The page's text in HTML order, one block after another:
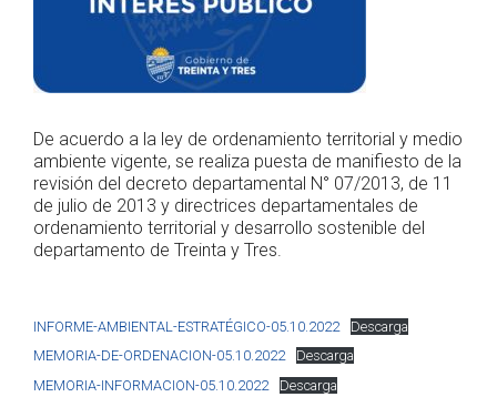
De acuerdo a la ley de ordenamiento territorial y medio
ambiente vigente, se realiza puesta de manifiesto de la
revisión del decreto departamental N° 07/2013, de 11
de julio de 2013 y directrices departamentales de
ordenamiento territorial y desarrollo sostenible del
departamento de Treinta y Tres.
INFORME-AMBIENTAL-ESTRATÉGICO-05.10.2022
Descarga
MEMORIA-DE-ORDENACION-05.10.2022
Descarga
MEMORIA-INFORMACION-05.10.2022
Descarga